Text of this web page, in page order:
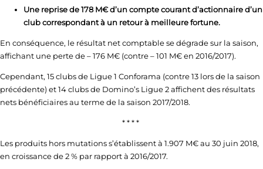
Une reprise de 178 M€ d’un compte courant d’actionnaire d’un
club correspondant à un retour à meilleure fortune.
En conséquence, le résultat net comptable se dégrade sur la saison,
affichant une perte de – 176 M€ (contre – 101 M€ en 2016/2017).
Cependant, 15 clubs de Ligue 1 Conforama (contre 13 lors de la saison
précédente) et 14 clubs de Domino’s Ligue 2 affichent des résultats
nets bénéficiaires au terme de la saison 2017/2018.
* * * *
Les produits hors mutations s’établissent à 1.907 M€ au 30 juin 2018,
en croissance de 2 % par rapport à 2016/2017.